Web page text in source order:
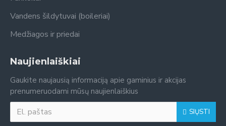
Vandens šildytuvai (boileriai)
Medžiagos ir priedai
Naujienlaiškiai
Gaukite naujausią informaciją apie gaminius ir akcijas
prenumeruodami mūsų naujienlaiškius
SIŲSTI